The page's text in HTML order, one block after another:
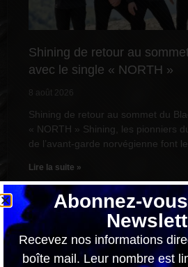
Shining de retour au
avec le single « NORTH »
8 août 2026
Shining de retour au sommet du
« NORTH » Shining, les pionniers
de l’avant-garde norvégienne font
Lire la suite »
Abonnez-
Recevez nos informations
boîte mail. Leur nombre est